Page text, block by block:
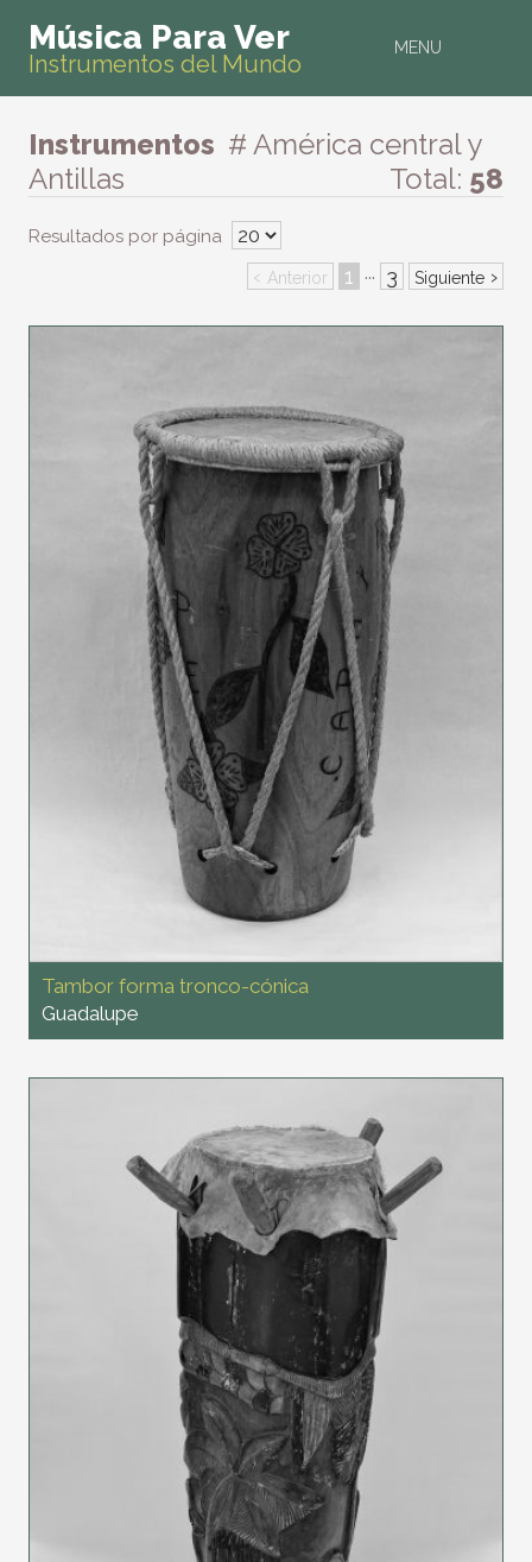
MENU
Música Para Ver
Instrumentos del Mundo
Instrumentos # América central y
Antillas
Total: 58
Resultados por página
‹ Anterior 1 ··· 3 Siguiente ›
Tambor forma tronco-cónica
Guadalupe